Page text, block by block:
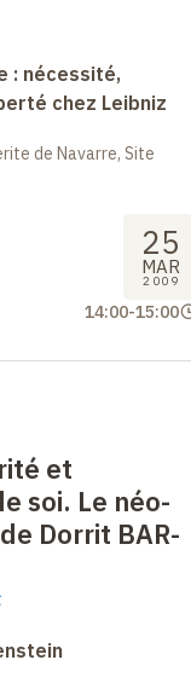
: nécessité,
chez Leibniz
de Navarre, Site
25
MAR
2009
14:00-15:00
et
soi. Le néo-
Dorrit BAR-